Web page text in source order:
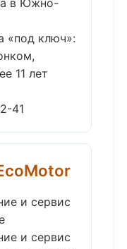
в Южно-
«под ключ»:
11 лет
41
и сервис
и сервис